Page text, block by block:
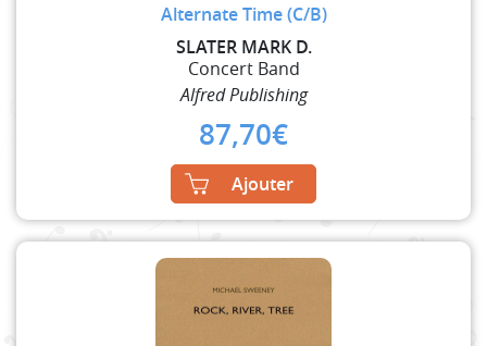
Alternate Time (C/B)
SLATER MARK D.
Concert Band
Alfred Publishing
87,70€
Ajouter